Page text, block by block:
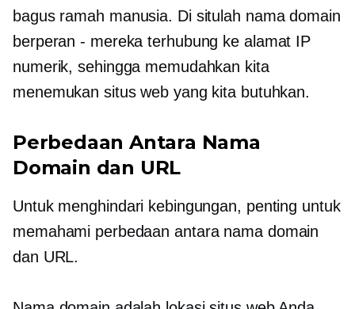
bagus ramah manusia. Di situlah nama domain
berperan- mereka terhubung ke alamat IP
numerik, sehingga memudahkan kita
menemukan situs web yang kita butuhkan.
Perbedaan Antara Nama
Domain dan URL
Untuk menghindari kebingungan, penting untuk
memahami perbedaan antara nama domain
dan URL.